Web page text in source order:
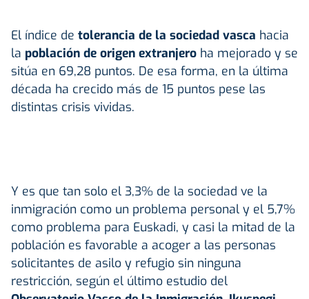
El índice de tolerancia de la sociedad vasca hacia
la población de origen extranjero ha mejorado y se
sitúa en 69,28 puntos. De esa forma, en la última
década ha crecido más de 15 puntos pese las
distintas crisis vividas.
Y es que tan solo el 3,3% de la sociedad ve la
inmigración como un problema personal y el 5,7%
como problema para Euskadi, y casi la mitad de la
población es favorable a acoger a las personas
solicitantes de asilo y refugio sin ninguna
restricción, según el último estudio del